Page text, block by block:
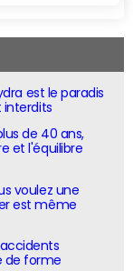
est le paradis
interdits
de 40 ans,
et l'équilibre
voulez une
est même
de forme